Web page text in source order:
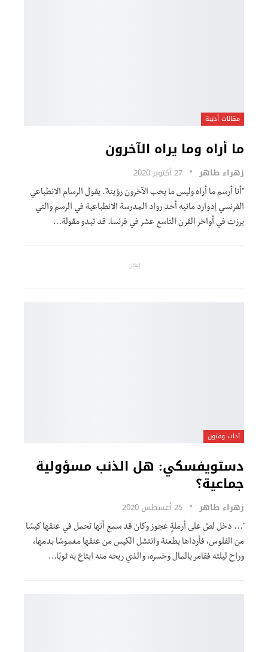
مقالات أدبية
ما أراه وما يراه الآخرون
زهراء طاهر 27 أكتوبر 2020
"أنا أرسم ما أراه وليس ما يحب الآخرون رؤيته". يقول الرسام الانطباعي
الفرنسي إدوارد مانيه أحد رواد المدرسة الانطباعية في الرسم والتي
برزت في أواخر القرن التاسع عشر في فرنسا. قد تبدو مقولة…
إعلان
آداب وفنون
دستويفسكي: هل الذنب مسؤولية
جماعية؟
زهراء طاهر 25 أغسطس 2020
"... دخل لصٌ على أرملةٍ عجوز وكان قد سمع أنها تحمل في عنقها كيسًا
من الفلوس، فأرداها بطعنة وانتشل الكيس من عنقها مغموسًا بدمها،
وراح ليلته فقامر بالمال وخسره، والذي ربحه منه ابتاع به ثوبًا…